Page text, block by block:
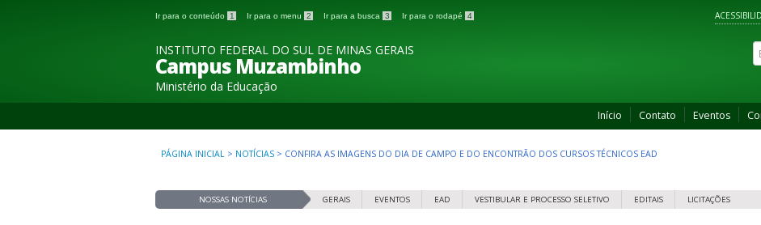
Ir para o conteúdo 1 Ir para o menu 2 Ir para a busca 3 Ir para o rodapé 4
INSTITUTO FEDERAL DO SUL DE MINAS GERAIS
Campus Muzambinho
Ministério da Educação
Início Contato Eventos
PÁGINA INICIAL > NOTÍCIAS > CONFIRA AS IMAGENS DO DIA DE CAMPO E DO ENCONTRÃO DOS CURSOS TÉCNICOS EAD
NOSSAS NOTÍCIAS GERAIS EVENTOS EAD VESTIBULAR E PROCESSO SELETIVO EDITAIS LICITAÇÕES